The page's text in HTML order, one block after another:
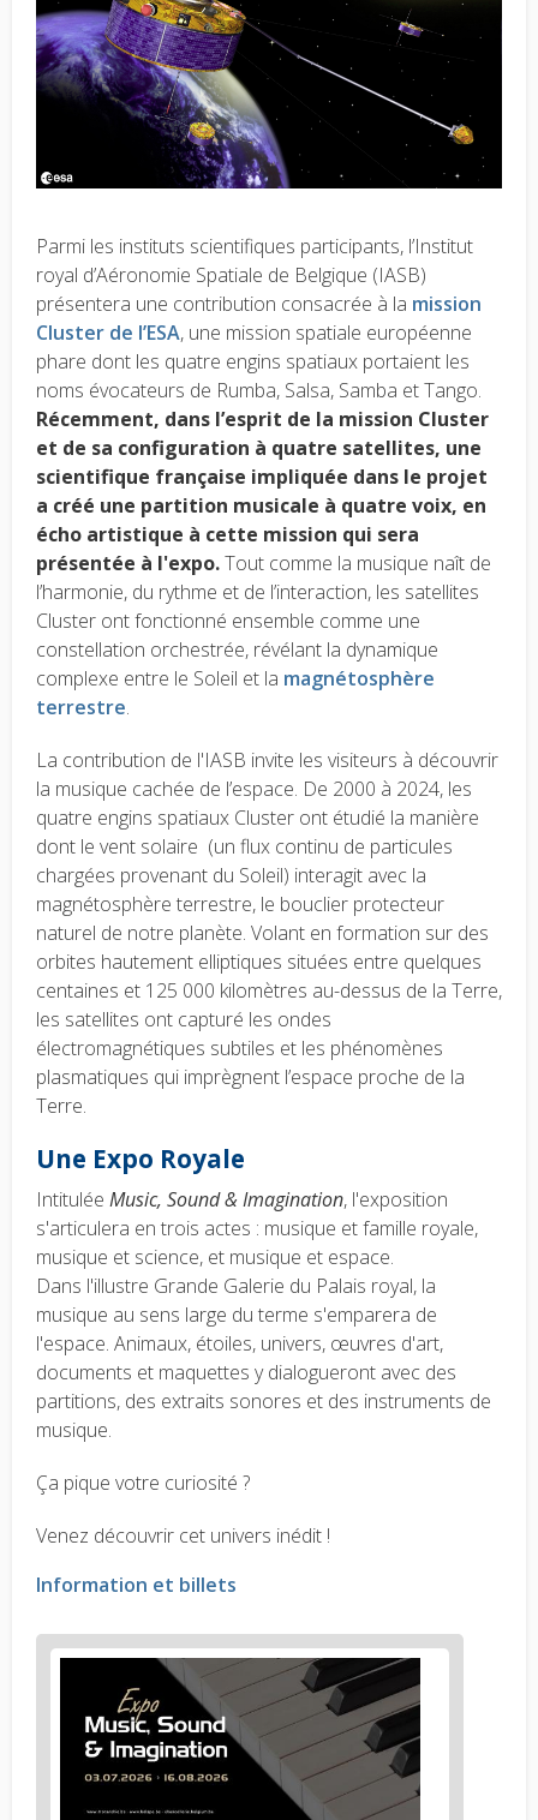
Parmi les instituts scientifiques participants, l’Institut
royal d’Aéronomie Spatiale de Belgique (IASB)
présentera une contribution consacrée à la mission
Cluster de l’ESA, une mission spatiale européenne
phare dont les quatre engins spatiaux portaient les
noms évocateurs de Rumba, Salsa, Samba et Tango.
Récemment, dans l’esprit de la mission Cluster
et de sa configuration à quatre satellites, une
scientifique française impliquée dans le projet
a créé une partition musicale à quatre voix, en
écho artistique à cette mission qui sera
présentée à l'expo.Tout comme la musique naît de
l’harmonie, du rythme et de l’interaction, les satellites
Cluster ont fonctionné ensemble comme une
constellation orchestrée, révélant la dynamique
complexe entre le Soleil et la magnétosphère
terrestre.
La contribution de l'IASB invite les visiteurs à découvrir
la musique cachée de l’espace. De 2000 à 2024, les
quatre engins spatiaux Cluster ont étudié la manière
dont le vent solaire (un flux continu de particules
chargées provenant du Soleil) interagit avec la
magnétosphère terrestre, le bouclier protecteur
naturel de notre planète. Volant en formation sur des
orbites hautement elliptiques situées entre quelques
centaines et 125 000 kilomètres au-dessus de la Terre,
les satellites ont capturé les ondes
électromagnétiques subtiles et les phénomènes
plasmatiques qui imprègnent l’espace proche de la
Terre.
Une Expo Royale
Intitulée Music, Sound & Imagination, l'exposition
s'articulera en trois actes : musique et famille royale,
musique et science, et musique et espace.
Dans l'illustre Grande Galerie du Palais royal, la
musique au sens large du terme s'emparera de
l'espace. Animaux, étoiles, univers, œuvres d'art,
documents et maquettes y dialogueront avec des
partitions, des extraits sonores et des instruments de
musique.
Ça pique votre curiosité ?
Venez découvrir cet univers inédit !
Information et billets
image